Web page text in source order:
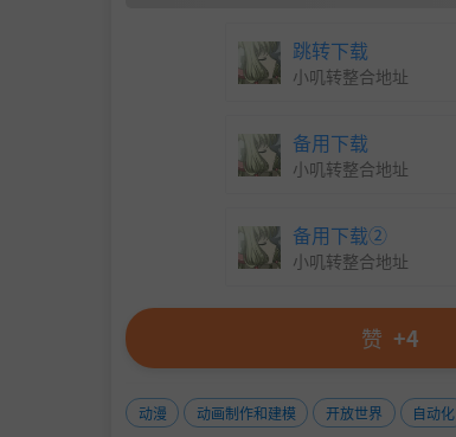
跳转下载
小叽转整合地址
备用下载
小叽转整合地址
备用下载②
小叽转整合地址
赞 +4
动漫 动画制作和建模 开放世界 自动化